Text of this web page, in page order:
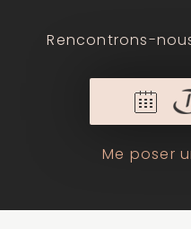
Rencontrons-
Me poser